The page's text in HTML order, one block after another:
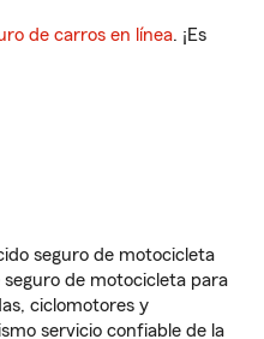
de carros en línea. ¡Es
seguro de motocicleta
de motocicleta para
ciclomotores y
servicio confiable de la